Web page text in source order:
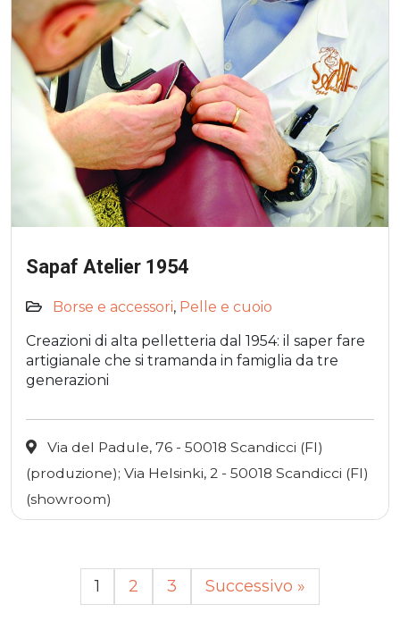
Sapaf Atelier 1954
Borse e accessori, Pelle e cuoio
Creazioni di alta pelletteria dal 1954: il saper fare
artigianale che si tramanda in famiglia da tre
generazioni
Via del Padule, 76 - 50018 Scandicci (FI)
(produzione); Via Helsinki, 2 - 50018 Scandicci (FI)
(showroom)
1 2 3 Successivo »